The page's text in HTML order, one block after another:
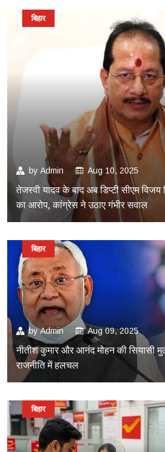
by Admin Aug 10, 2025
तेजस्वी यादव के बाद अब डिप्टी सीएम विजय
का आरोप, कांग्रेस ने उठाए गंभीर सवाल
बिहार
byAdmin Aug 09, 2025
नीतीश कुमार और आनंद मोहन की सियासी
राजनीति में हलचल
बिहार
बिहार